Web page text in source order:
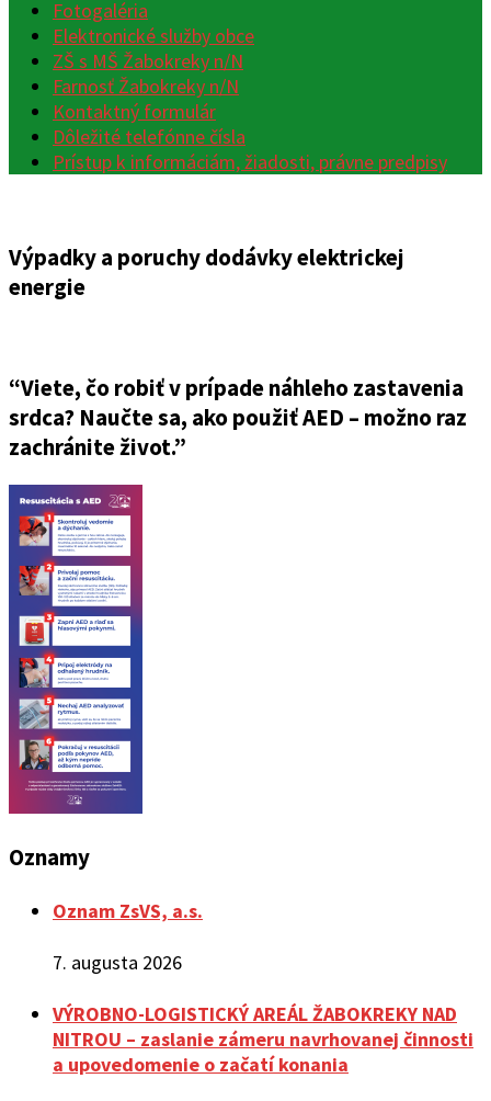
Fotogaléria
Elektronické služby obce
ZŠ s MŠ Žabokreky n/N
Farnosť Žabokreky n/N
Kontaktný formulár
Dôležité telefónne čísla
Prístup k informáciám, žiadosti, právne predpisy
Výpadky a poruchy dodávky elektrickej
energie
“Viete, čo robiť v prípade náhleho zastavenia
srdca? Naučte sa, ako použiť AED – možno raz
zachránite život.”
Oznamy
Oznam ZsVS, a.s.
7. augusta 2026
VÝROBNO-LOGISTICKÝ AREÁL ŽABOKREKY NAD
NITROU – zaslanie zámeru navrhovanej činnosti
a upovedomenie o začatí konania